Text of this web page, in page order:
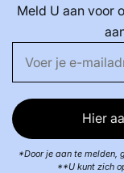
Meld U aan voor
Hier
*Door je aan te melden,
**U kunt zich